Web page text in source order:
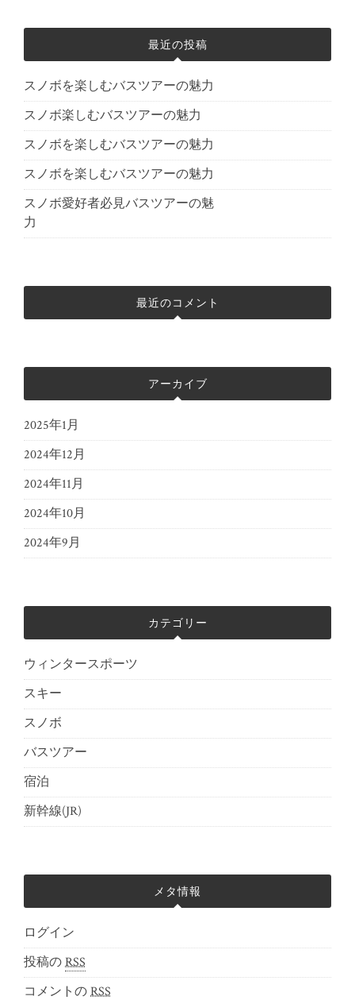
最近の投稿
スノボを楽しむバスツアーの魅力
スノボ楽しむバスツアーの魅力
スノボを楽しむバスツアーの魅力
スノボを楽しむバスツアーの魅力
スノボ愛好者必見バスツアーの魅
力
最近のコメント
アーカイブ
2025年1月
2024年12月
2024年11月
2024年10月
2024年9月
カテゴリー
ウィンタースポーツ
スキー
スノボ
バスツアー
宿泊
新幹線(JR)
メタ情報
ログイン
投稿のRSS
コメントのRSS